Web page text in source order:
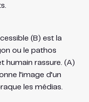
(B) est la
ou le pathos
humain rassure. (A)
l’image d’un
les médias.